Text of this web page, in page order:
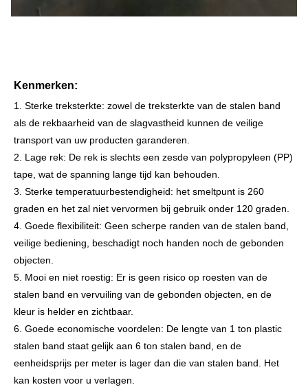
Kenmerken:
1. Sterke treksterkte: zowel de treksterkte van de stalen band
als de rekbaarheid van de slagvastheid kunnen de veilige
transport van uw producten garanderen.
2. Lage rek: De rek is slechts een zesde van polypropyleen (PP)
tape, wat de spanning lange tijd kan behouden.
3. Sterke temperatuurbestendigheid: het smeltpunt is 260
graden en het zal niet vervormen bij gebruik onder 120 graden.
4. Goede flexibiliteit: Geen scherpe randen van de stalen band,
veilige bediening, beschadigt noch handen noch de gebonden
objecten.
5. Mooi en niet roestig: Er is geen risico op roesten van de
stalen band en vervuiling van de gebonden objecten, en de
kleur is helder en zichtbaar.
6. Goede economische voordelen: De lengte van 1 ton plastic
stalen band staat gelijk aan 6 ton stalen band, en de
eenheidsprijs per meter is lager dan die van stalen band. Het
kan kosten voor u verlagen.